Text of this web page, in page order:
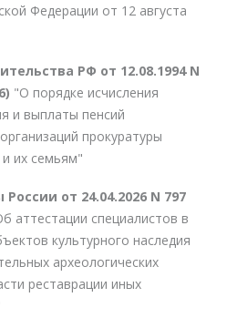
Федерации от 12 августа
РФ от 12.08.1994 N
"О порядке исчисления
и выплаты пенсий
прокуратуры
их семьям"
от 24.04.2026 N 797
аттестации специалистов в
культурного наследия
археологических
реставрации иных